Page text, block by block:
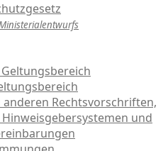
anderen Rechtsvorschriften,
und